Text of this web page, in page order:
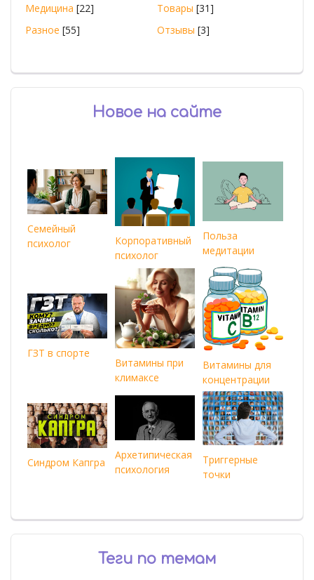
Медицина [22] Товары [31]
Разное [55] Отзывы [3]
Новое на сайте
Семейный
психолог
Корпоративный
психолог
Польза
медитации
ГЗТ в спорте
Витамины при
климаксе
Витамины для
концентрации
Синдром Капгра
Архетипическая
психология
Триггерные
точки
Теги по темам